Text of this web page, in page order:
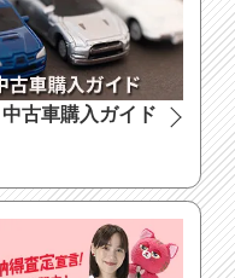
ローダウン
3列シート
シートヒーター
中古車購入ガイド